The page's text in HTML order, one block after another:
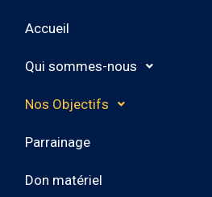
Accueil
Qui sommes-nous
Nos Objectifs
Parrainage
Don matériel